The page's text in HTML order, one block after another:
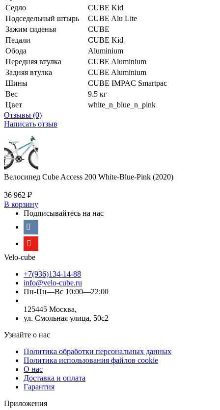
Седло
CUBE Kid
Подседельный штырь
CUBE Alu Lite
Зажим сиденья
CUBE
Педали
CUBE Kid
Обода
Aluminium
Передняя втулка
CUBE Aluminium
Задняя втулка
CUBE Aluminium
Шины
CUBE IMPAC Smartpac
Вес
9.5 кг
Цвет
white_n_blue_n_pink
Отзывы (0)
Написать отзыв
Велосипед Cube Access 200 White-Blue-Pink (2020)
36 962 ₽
В корзину
Подписывайтесь на нас
Velo-cube
+7(936)134-14-88
info@velo-cube.ru
Пн-Пн—Вс 10:00—22:00
125445 Москва,
ул. Смольная улица, 50с2
Узнайте о нас
Политика обработки персональных данных
Политика использования файлов cookie
О нас
Доставка и оплата
Гарантия
Приложения